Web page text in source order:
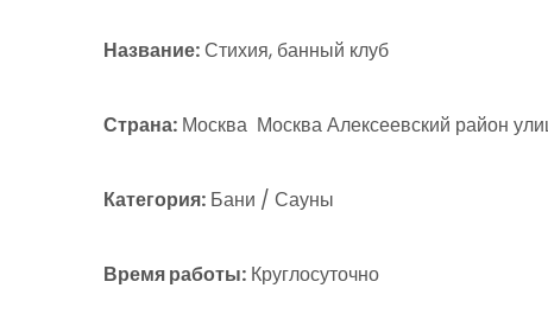
Название:Стихия, банный клуб
Страна: Москва Москва Алексеевский район
Категория: Бани / Сауны
Время работы: Круглосуточно